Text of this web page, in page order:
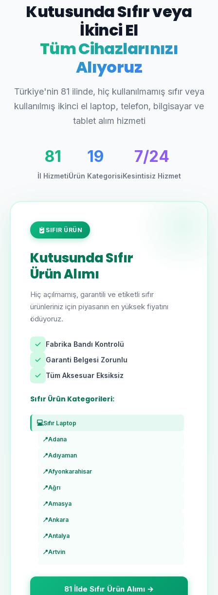
Kutusunda Sıfır veya
İkinci El
Tüm Cihazlarınızı
Alıyoruz
Türkiye'nin 81 ilinde, hiç kullanılmamış sıfır veya
kullanılmış ikinci el laptop, telefon, bilgisayar ve
tablet alım hizmeti
81
İl Hizmeti
19
Ürün Kategorisi
7/24
Kesintisiz Hizmet
SIFIR ÜRÜN
Kutusunda Sıfır
Ürün Alımı
Hiç açılmamış, garantili ve etiketli sıfır
ürünleriniz için piyasanın en yüksek fiyatını
ödüyoruz.
Fabrika Bandı Kontrolü
Garanti Belgesi Zorunlu
Tüm Aksesuar Eksiksiz
Sıfır Ürün Kategorileri:
💻Sıfır Laptop
📍Adana
📍Adıyaman
📍Afyonkarahisar
📍Ağrı
📍Amasya
📍Ankara
📍Antalya
📍Artvin
81 İlde Sıfır Ürün Alımı →